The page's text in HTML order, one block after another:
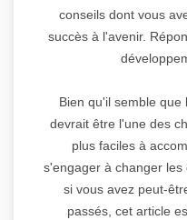
conseils dont vous
succès à l'avenir.
Bien qu'il semble
devrait être l'une des
plus faciles à
s'engager à changer
si vous avez peut-
passés, cet article